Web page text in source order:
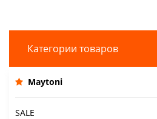
Категории товаров
Maytoni
SALE